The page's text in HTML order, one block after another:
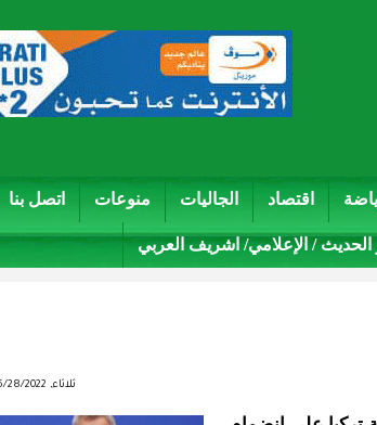
اقتصاد الجاليات منوعات اتصل بنا
الحديث / الإعلامي/ اشريف العربي
ثلاثاء, 06/28/2022 - 20:26